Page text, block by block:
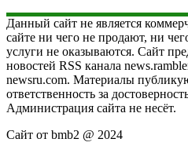
Данный сайт не является
сайте ни чего не продают, ни
услуги не оказываются. Сайт
новостей RSS канала
newsru.com. Материалы
ответственность за
Администрация сайта не несёт.
Сайт от bmb2 @ 2024